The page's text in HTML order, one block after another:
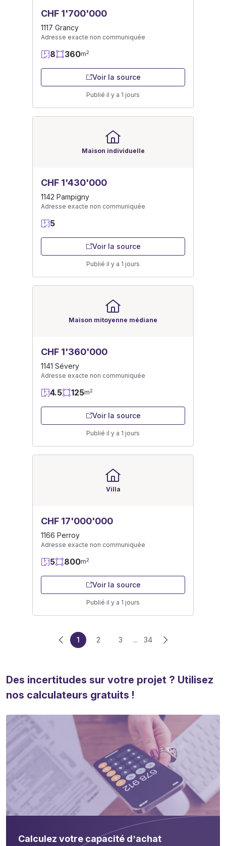
CHF 1'700'000
1117 Grancy
Adresse exacte non communiquée
8 360m2
Voir la source
Publié il y a 1 jours
Maison individuelle
CHF 1'430'000
1142 Pampigny
Adresse exacte non communiquée
5
Voir la source
Publié il y a 1 jours
Maison mitoyenne médiane
CHF 1'360'000
1141 Sévery
Adresse exacte non communiquée
4.5 125m2
Voir la source
Publié il y a 1 jours
Villa
CHF 17'000'000
1166 Perroy
Adresse exacte non communiquée
5 800m2
Voir la source
Publié il y a 1 jours
1 2 3 ... 34
Des incertitudes sur votre projet ? Utilisez
nos calculateurs gratuits !
Calculez votre capacité d’achat